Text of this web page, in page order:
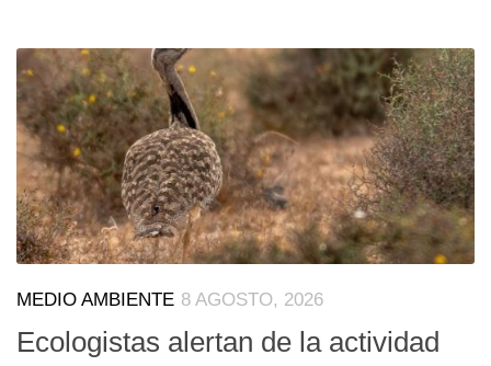
MEDIO AMBIENTE 8 AGOSTO, 2026
Ecologistas alertan de la actividad